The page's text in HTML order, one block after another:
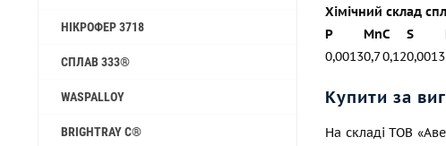
НІКРОФЕР 3718
СПЛАВ 333®
WASPALLOY
BRIGHTRAY C®
Хімічний склад
P
MnC S
0,00130,70,120,0013
Купити за
На складі ТОВ